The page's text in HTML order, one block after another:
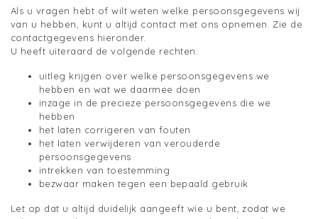
Als u vragen hebt of wilt weten welke persoonsgegevens wij
van u hebben, kunt u altijd contact met ons opnemen. Zie de
contactgegevens hieronder.
U heeft uiteraard de volgende rechten:
uitleg krijgen over welke persoonsgegevens we
hebben en wat we daarmee doen
inzage in de precieze persoonsgegevens die we
hebben
het laten corrigeren van fouten
het laten verwijderen van verouderde
persoonsgegevens
intrekken van toestemming
bezwaar maken tegen een bepaald gebruik
Let op dat u altijd duidelijk aangeeft wie u bent, zodat we